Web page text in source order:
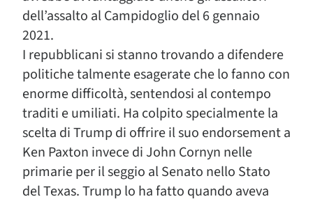
dell’assalto al Campidoglio del 6 gennaio
2021.
I repubblicani si stanno trovando a difendere
politiche talmente esagerate che lo fanno con
enorme difficoltà, sentendosi al contempo
traditi e umiliati. Ha colpito specialmente la
scelta di Trump di offrire il suo endorsement a
Ken Paxton invece di John Cornyn nelle
primarie per il seggio al Senato nello Stato
del Texas. Trump lo ha fatto quando aveva